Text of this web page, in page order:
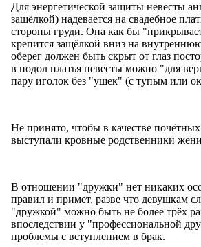
Для энергетической защиты невесты
защёлкой) надевается на свадебное
стороны груди. Она как бы
крепится защёлкой вниз на
оберег должен быть скрыт от глаз
в подол платья невесты можно "для
пару иголок без "ушек" (с тупым или
Не принято, чтобы в качестве почётных
выступали кровные родственники
В отношении "дружки" нет никаких
правил и примет, разве что девушкам
"дружкой" можно быть не более трёх
впоследствии у "профессиональной
проблемы с вступлением в брак.